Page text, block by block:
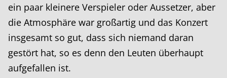
ein paar kleinere Verspieler oder Aussetzer, aber
die Atmosphäre war großartig und das Konzert
insgesamt so gut, dass sich niemand daran
gestört hat, so es denn den Leuten überhaupt
aufgefallen ist.